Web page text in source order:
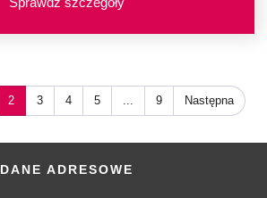
2 3 4 5 ... 9 Następna
DANE ADRESOWE